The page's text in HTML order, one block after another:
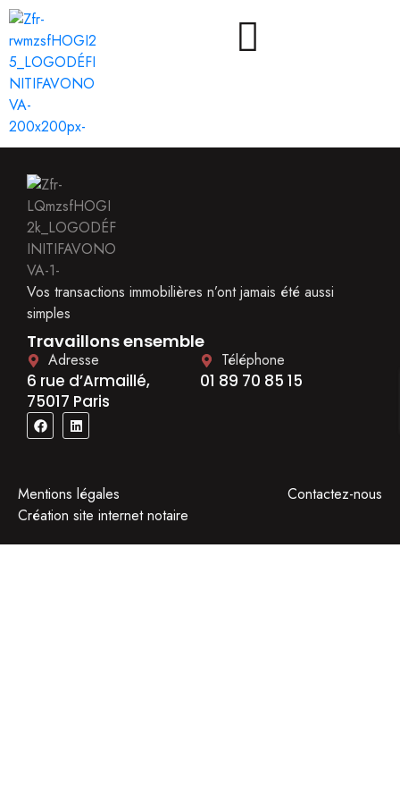
Vos transactions immobilières n’ont jamais été aussi
simples
Travaillons ensemble
Adresse
6 rue d’Armaillé,
75017 Paris
Téléphone
01 89 70 85 15
Mentions légales
Contactez-nous
Création site internet notaire